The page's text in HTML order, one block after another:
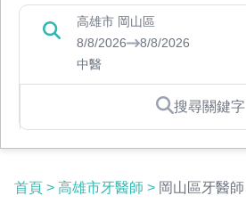
高雄市 岡山區
8/8/2026
8/8/2026
中醫
搜尋關鍵字
首頁 > 高雄市牙醫師 > 岡山區牙醫師